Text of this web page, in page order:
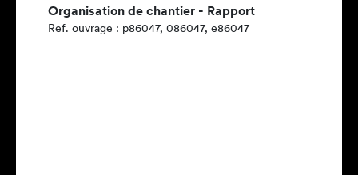
Organisation de chantier - Rapport
Ref. ouvrage : p86047, 086047, e86047